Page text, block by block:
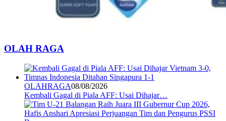
OLAH RAGA
OLAHRAGA08/08/2026
Kembali Gagal di Piala AFF: Usai Dihajar…